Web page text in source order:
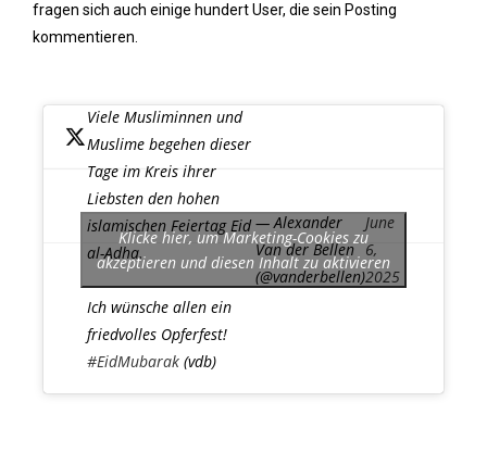
fragen sich auch einige hundert User, die sein Posting
kommentieren.
Viele Musliminnen und
Muslime begehen dieser
Tage im Kreis ihrer
Liebsten den hohen
islamischen Feiertag Eid
al-Adha.
Ich wünsche allen ein
friedvolles Opferfest!
#EidMubarak (vdb)
— Alexander
Van der Bellen
(@vanderbellen)
June
6,
2025
Klicke hier, um Marketing-Cookies zu
akzeptieren und diesen Inhalt zu aktivieren